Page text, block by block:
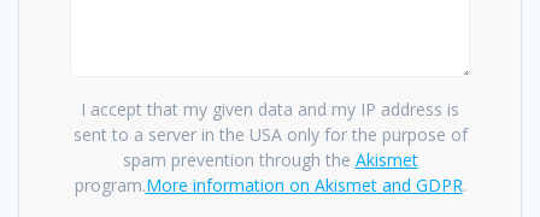
I accept that my given data and my IP address is
sent to a server in the USA only for the purpose of
spam prevention through the Akismet
program.More information on Akismet and GDPR.